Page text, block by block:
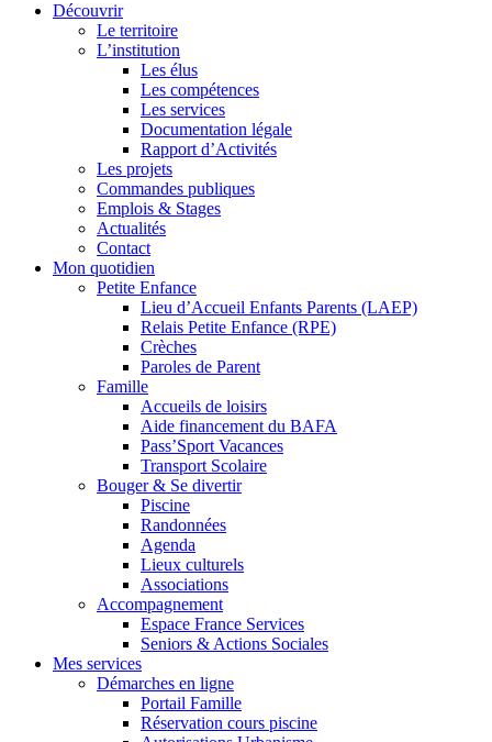
Découvrir
Le territoire
L’institution
Les élus
Les compétences
Les services
Documentation légale
Rapport d’Activités
Les projets
Commandes publiques
Emplois & Stages
Actualités
Contact
Mon quotidien
Petite Enfance
Lieu d’Accueil Enfants Parents (LAEP)
Relais Petite Enfance (RPE)
Crèches
Paroles de Parent
Famille
Accueils de loisirs
Aide financement du BAFA
Pass’Sport Vacances
Transport Scolaire
Bouger & Se divertir
Piscine
Randonnées
Agenda
Lieux culturels
Associations
Accompagnement
Espace France Services
Seniors & Actions Sociales
Mes services
Démarches en ligne
Portail Famille
Réservation cours piscine